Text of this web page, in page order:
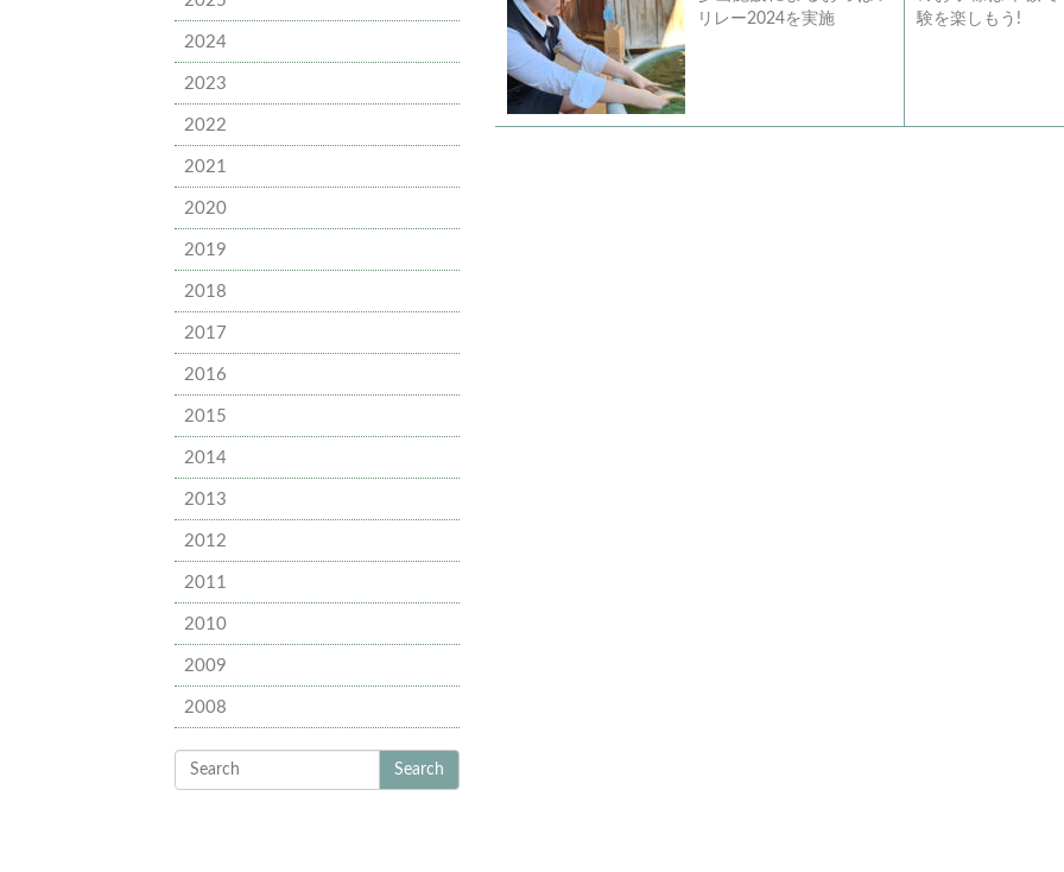
2024
2023
2022
2021
2020
2019
2018
2017
2016
2015
2014
2013
2012
2011
2010
2009
2008
Search
リレー2024を実施
験を楽しもう!